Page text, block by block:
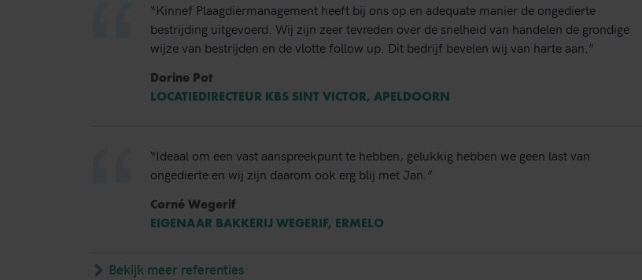
“Kinnef Plaagdiermanagement heeft bij ons op en adequate manier de ongedierte
bestrijding uitgevoerd. Wij zijn zeer tevreden over de snelheid van handelen de grondige
wijze van bestrijden en de vlotte follow up. Dit bedrijf bevelen wij van harte aan.”
Dorine Pot
LOCATIEDIRECTEUR KBS SINT VICTOR, APELDOORN
“Ideaal om een vast aanspreekpunt te hebben, gelukkig hebben we geen last van
ongedierte en wij zijn daarom ook erg blij met Jan.”
Corné Wegerif
EIGENAAR BAKKERIJ WEGERIF, ERMELO
Bekijk meer referenties